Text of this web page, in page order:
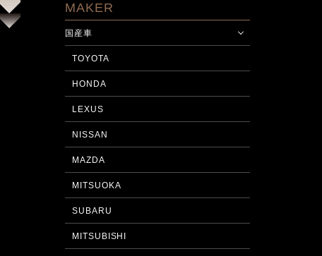
施工後
MAKER
国産車
TOYOTA
HONDA
LEXUS
NISSAN
MAZDA
MITSUOKA
SUBARU
MITSUBISHI